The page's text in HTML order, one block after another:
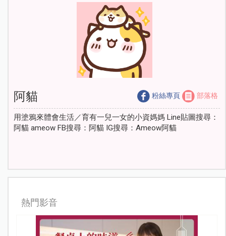
阿貓 粉絲專頁 部落格
用塗鴉來體會生活／育有一兒一女的小資媽媽 Line貼圖搜尋：
阿貓 ameow FB搜尋：阿貓 IG搜尋：Ameow阿貓
熱門影音